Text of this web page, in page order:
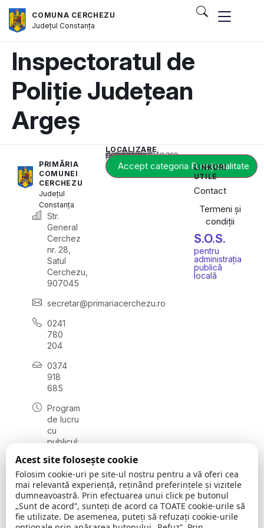
COMUNA CERCHEZU
JudețulConstanța
Inspectoratul de
Poliție Județean
Argeș
PRIMĂRIA
COMUNEI
CERCHEZU
Județul
Constanța
Str.
General
Cerchez
nr. 28,
Satul
Cerchezu,
907045
secretar@primariacerchezu.ro
0241
780
204
0374
918
685
Program
de lucru
cu
publicul:
08:00 -
16:30
, vineri:
08:00 -
14:00
LOCALIZARE
Acest conținut este blocat până când acceptați categoria corespunzătoare de cookie-uri.
Accept categoria Funcționalitate
LINKURI
UTILE
Contact
Termeni și
condiții
S.O.S.
pentru
administrația
publică
locală
Acest site folosește cookie
Folosim cookie-uri pe site-ul nostru pentru a vă oferi cea
mai relevantă experiență, reținând preferințele și vizitele
dumneavoastră. Prin efectuarea unui click pe butonul
„Sunt de acord”, sunteți de acord ca TOATE cookie-urile să
fie utilizate. De asemenea, puteți să refuzați cookie-urile